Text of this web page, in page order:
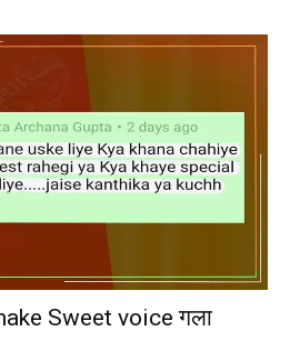
Sweet voice गला